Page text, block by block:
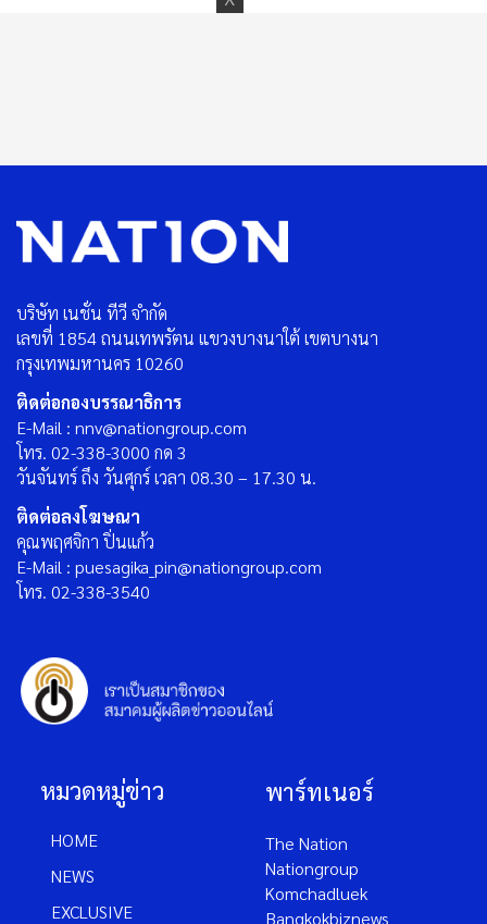
บริษัท เนชั่น ทีวี จำกัด
เลขที่ 1854 ถนนเทพรัตน แขวงบางนาใต้ เขตบางนา
กรุงเทพมหานคร 10260
ติดต่อกองบรรณาธิการ
E-Mail : nnv@nationgroup.com
โทร. 02-338-3000 กด 3
วันจันทร์ ถึง วันศุกร์ เวลา 08.30 – 17.30 น.
ติดต่อลงโฆษณา
คุณพฤศจิกา ปิ่นแก้ว
E-Mail : puesagika_pin@nationgroup.com
HOME
NEWS
The Nation
Nationgroup